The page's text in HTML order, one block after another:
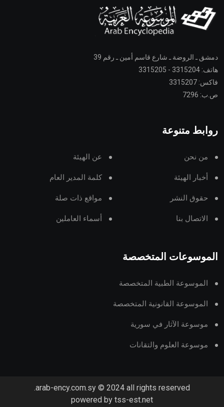
دمشق ـ الروضة ـ شارع قاسم أمين ـ رقم 39
هاتف: 3315204 - 3315205
فاكس: 3315207
ص.ب: 7296
روابط متنوعة
من نحن عن الهيئة
أخبار الهيئة كلمة المدير العام
حقوق النشر مواقع ذات صلة
الاتصال بنا أسماء العاملين
الموسوعات المتخصصة
الموسوعة الطبية المتخصصة
الموسوعة القانونية المتخصصة
موسوعة الآثار في سورية
موسوعة العلوم والتقانات
arab-ency.com.sy © 2024 all rights reserved.
powered by tss-est.net